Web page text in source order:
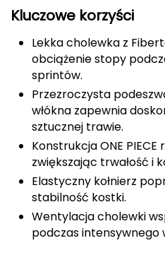
CMP
Cassin
Ciele Athletics
Climbing Technology
Coleman
Columbia
Comodo
Kluczowe korzyści
Lekka cholewka z
obciążenie stopy
sprintów.
Przezroczysta
włókna zapewnia
sztucznej trawie.
Konstrukcja ONE PIECE
zwiększając trwałość i
Elastyczny kołnierz
stabilność kostki.
Wentylacja cholewki
podczas intensywnego